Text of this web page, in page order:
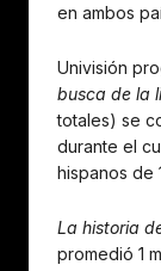
en ambos
Univisión
busca de la
totales) se
durante el
hispanos de
La historia
promedió 1